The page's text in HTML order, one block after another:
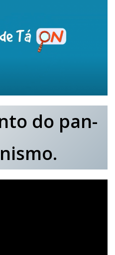
do pan-